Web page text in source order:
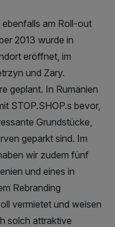
am Roll-out
2013 wurde in
eröffnet, im
und Zary.
geplant. In Rumänien
STOP.SHOP.s bevor,
Grundstücke,
geparkt sind. Im
wir zudem fünf
und eines in
Rebranding
vermietet und weisen
solch attraktive